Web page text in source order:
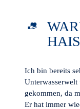
Ich bin bereits
gekommen, da
Er hat immer